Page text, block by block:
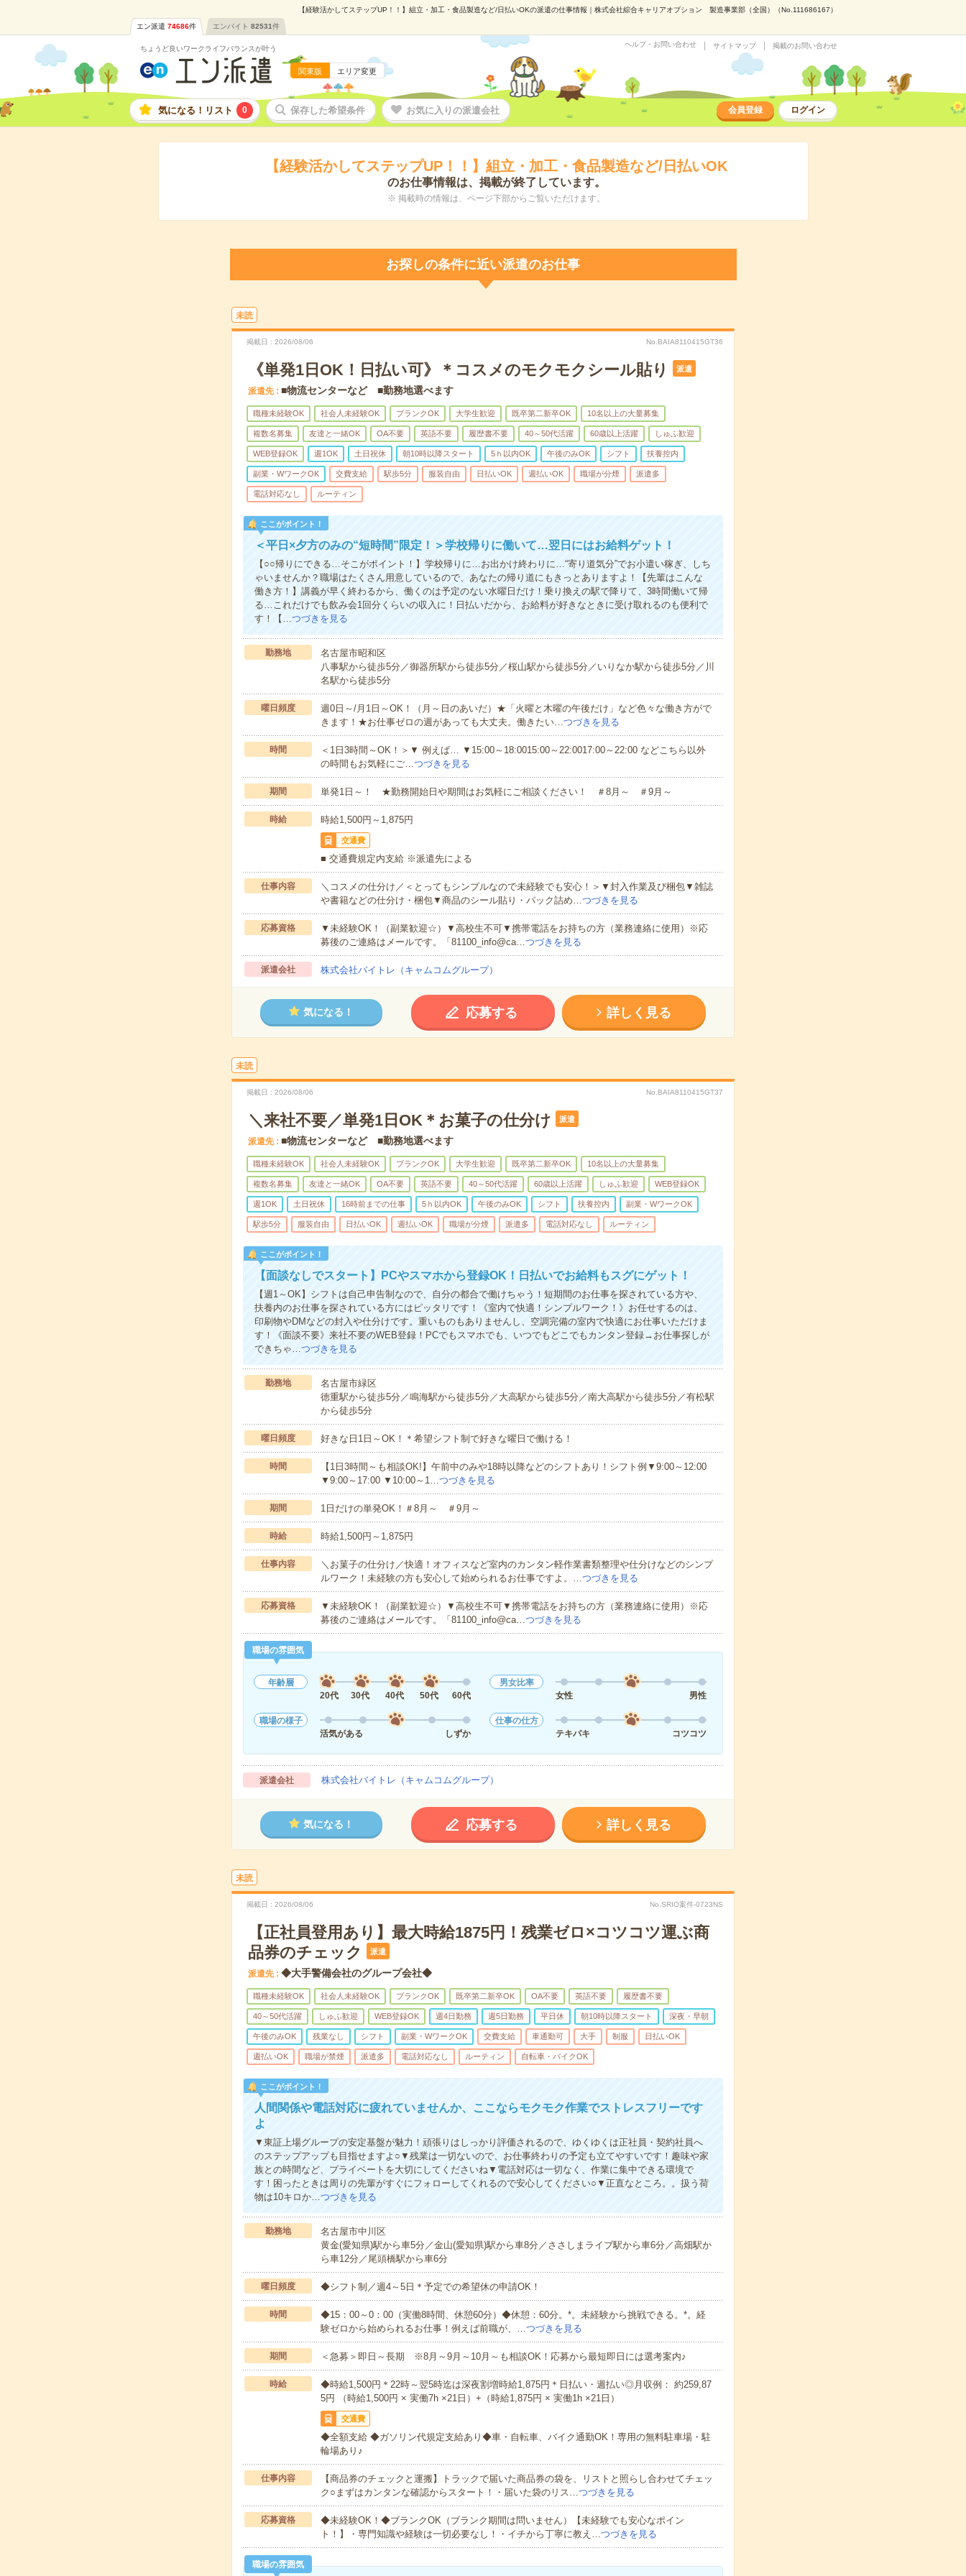
【経験活かしてステップUP！！】組立・加工・食品製造など/日払いOKの派遣の仕事情報｜株式会社綜合キャリアオプション 製造事業部（全国）（No.111686167）
エン派遣 74686件 エンバイト 82531件
ちょうど良いワークライフバランスが叶う
関東版 エリア変更
ヘルプ・お問い合わせ サイトマップ 掲載のお問い合わせ
気になる！リスト 0 保存した希望条件 お気に入りの派遣会社 会員登録 ログイン
【経験活かしてステップUP！！】組立・加工・食品製造など/日払いOK
のお仕事情報は、掲載が終了しています。
※ 掲載時の情報は、ページ下部からご覧いただけます。
お探しの条件に近い派遣のお仕事
未読
掲載日 2026/08/06 No.BAIA8110415GT36
《単発1日OK！日払い可》＊コスメのモクモクシール貼り 派遣
派遣先 ■物流センターなど ■勤務地選べます
職種未経験OK 社会人未経験OK ブランクOK 大学生歓迎 既卒第二新卒OK 10名以上の大量募集
複数名募集 友達と一緒OK OA不要 英語不要 履歴書不要 40～50代活躍 60歳以上活躍 しゅふ歓迎
WEB登録OK 週1OK 土日祝休 朝10時以降スタート 5ｈ以内OK 午後のみOK シフト 扶養控内
副業・WワークOK 交費支給 駅歩5分 服装自由 日払いOK 週払いOK 職場が分煙 派遣多
電話対応なし ルーティン
ここがポイント！
＜平日×夕方のみの“短時間”限定！＞学校帰りに働いて…翌日にはお給料ゲット！
【○○帰りにできる…そこがポイント！】学校帰りに…お出かけ終わりに…“寄り道気分”でお小遣い稼ぎ、しち
ゃいませんか？職場はたくさん用意しているので、あなたの帰り道にもきっとありますよ！【先輩はこんな
働き方！】講義が早く終わるから、働くのは予定のない水曜日だけ！乗り換えの駅で降りて、3時間働いて帰
る…これだけでも飲み会1回分くらいの収入に！日払いだから、お給料が好きなときに受け取れるのも便利で
す！【…つづきを見る
勤務地
名古屋市昭和区
八事駅から徒歩5分／御器所駅から徒歩5分／桜山駅から徒歩5分／いりなか駅から徒歩5分／川
名駅から徒歩5分
曜日頻度
週0日～/月1日～OK！（月～日のあいだ）★「火曜と木曜の午後だけ」など色々な働き方がで
きます！★お仕事ゼロの週があっても大丈夫。働きたい…つづきを見る
時間
＜1日3時間～OK！＞▼ 例えば… ▼15:00～18:0015:00～22:0017:00～22:00 などこちら以外
の時間もお気軽にご…つづきを見る
期間 単発1日～！ ★勤務開始日や期間はお気軽にご相談ください！ ＃8月～ ＃9月～
時給 時給1,500円～1,875円
交通費
■ 交通費規定内支給 ※派遣先による
仕事内容
＼コスメの仕分け／＜とってもシンプルなので未経験でも安心！＞▼封入作業及び梱包▼雑誌
や書籍などの仕分け・梱包▼商品のシール貼り・パック詰め…つづきを見る
応募資格
▼未経験OK！（副業歓迎☆）▼高校生不可▼携帯電話をお持ちの方（業務連絡に使用）※応
募後のご連絡はメールです。「81100_info@ca…つづきを見る
派遣会社 株式会社バイトレ（キャムコムグループ）
気になる！ 応募する 詳しく見る
未読
掲載日 2026/08/06 No.BAIA8110415GT37
＼来社不要／単発1日OK＊お菓子の仕分け 派遣
派遣先 ■物流センターなど ■勤務地選べます
職種未経験OK 社会人未経験OK ブランクOK 大学生歓迎 既卒第二新卒OK 10名以上の大量募集
複数名募集 友達と一緒OK OA不要 英語不要 40～50代活躍 60歳以上活躍 しゅふ歓迎 WEB登録OK
週1OK 土日祝休 16時前までの仕事 5ｈ以内OK 午後のみOK シフト 扶養控内 副業・WワークOK
駅歩5分 服装自由 日払いOK 週払いOK 職場が分煙 派遣多 電話対応なし ルーティン
ここがポイント！
【面談なしでスタート】PCやスマホから登録OK！日払いでお給料もスグにゲット！
【週1～OK】シフトは自己申告制なので、自分の都合で働けちゃう！短期間のお仕事を探されている方や、
扶養内のお仕事を探されている方にはピッタリです！《室内で快適！シンプルワーク！》お任せするのは、
印刷物やDMなどの封入や仕分けです。重いものもありませんし、空調完備の室内で快適にお仕事いただけま
す！《面談不要》来社不要のWEB登録！PCでもスマホでも、いつでもどこでもカンタン登録→お仕事探しが
できちゃ…つづきを見る
勤務地
名古屋市緑区
徳重駅から徒歩5分／鳴海駅から徒歩5分／大高駅から徒歩5分／南大高駅から徒歩5分／有松駅
から徒歩5分
曜日頻度 好きな日1日～OK！＊希望シフト制で好きな曜日で働ける！
時間
【1日3時間～も相談OK!】午前中のみや18時以降などのシフトあり！シフト例▼9:00～12:00
▼9:00～17:00 ▼10:00～1…つづきを見る
期間 1日だけの単発OK！＃8月～ ＃9月～
時給 時給1,500円～1,875円
仕事内容
＼お菓子の仕分け／快適！オフィスなど室内のカンタン軽作業書類整理や仕分けなどのシンプ
ルワーク！未経験の方も安心して始められるお仕事ですよ。…つづきを見る
応募資格
▼未経験OK！（副業歓迎☆）▼高校生不可▼携帯電話をお持ちの方（業務連絡に使用）※応
募後のご連絡はメールです。「81100_info@ca…つづきを見る
職場の雰囲気
年齢層
20代
30代 40代 50代 60代
男女比率
女性
男性
職場の様子
活気がある
しずか
仕事の仕方
テキパキ
コツコツ
派遣会社 株式会社バイトレ（キャムコムグループ）
気になる！ 応募する 詳しく見る
未読
掲載日 2026/08/06 No.SRIO案件-0723NS
【正社員登用あり】最大時給1875円！残業ゼロ×コツコツ運ぶ商
品券のチェック
派遣
派遣先 ◆大手警備会社のグループ会社◆
職種未経験OK 社会人未経験OK ブランクOK 既卒第二新卒OK OA不要 英語不要 履歴書不要
40～50代活躍 しゅふ歓迎 WEB登録OK 週4日勤務 週5日勤務 平日休 朝10時以降スタート 深夜・早朝
午後のみOK 残業なし シフト 副業・WワークOK 交費支給 車通勤可 大手 制服 日払いOK
週払いOK 職場が禁煙 派遣多 電話対応なし ルーティン 自転車・バイクOK
ここがポイント！
人間関係や電話対応に疲れていませんか、ここならモクモク作業でストレスフリーです
よ
▼東証上場グループの安定基盤が魅力！頑張りはしっかり評価されるので、ゆくゆくは正社員・契約社員へ
のステップアップも目指せますよ○▼残業は一切ないので、お仕事終わりの予定も立てやすいです！趣味や家
族との時間など、プライベートを大切にしてくださいね▼電話対応は一切なく、作業に集中できる環境で
す！困ったときは周りの先輩がすぐにフォローしてくれるので安心してください○▼正直なところ。。扱う荷
物は10キロか…つづきを見る
勤務地
名古屋市中川区
黄金(愛知県)駅から車5分／金山(愛知県)駅から車8分／ささしまライブ駅から車6分／高畑駅か
ら車12分／尾頭橋駅から車6分
曜日頻度 ◆シフト制／週4～5日＊予定での希望休の申請OK！
時間
◆15：00～0：00（実働8時間、休憩60分）◆休憩：60分。*。未経験から挑戦できる。*。経
験ゼロから始められるお仕事！例えば前職が、…つづきを見る
期間 ＜急募＞即日～長期 ※8月～9月～10月～も相談OK！応募から最短即日には選考案内♪
時給
◆時給1,500円＊22時～翌5時迄は深夜割増時給1,875円＊日払い・週払い◎月収例： 約259,87
5円 （時給1,500円 × 実働7h ×21日）+（時給1,875円 × 実働1h ×21日）
交通費
◆全額支給 ◆ガソリン代規定支給あり◆車・自転車、バイク通勤OK！専用の無料駐車場・駐
輪場あり♪
仕事内容
【商品券のチェックと運搬】トラックで届いた商品券の袋を、リストと照らし合わせてチェッ
ク○まずはカンタンな確認からスタート！・届いた袋のリス…つづきを見る
応募資格
◆未経験OK！◆ブランクOK（ブランク期間は問いません）【未経験でも安心なポイン
ト！】・専門知識や経験は一切必要なし！・イチから丁寧に教え…つづきを見る
職場の雰囲気